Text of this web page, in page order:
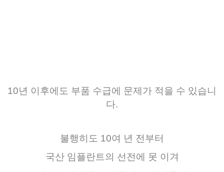
10년 이후에도 부품 수급에 문제가 적을 수 있습니
다.
불행히도 10여 년 전부터
국산 임플란트의 선전에
못 이겨